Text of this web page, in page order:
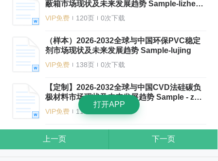
蔽箱市场现状及未来发展趋势 Sample-lizhenn
VIP免费 120页 0次下载
（样本）2026-2032全球与中国环保PVC稳定
剂市场现状及未来发展趋势 Sample-lujing
VIP免费 138页 0次下载
【定制】2026-2032全球与中国CVD法硅碳负
极材料市场现状及未来发展趋势 Sample - zha
ngmaocai
VIP免费 111页
上一页 下一页
打开APP